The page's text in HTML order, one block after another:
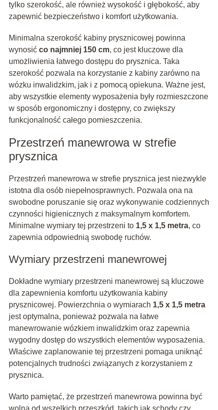
tylko szerokość, ale również wysokość i głębokość, aby
zapewnić bezpieczeństwo i komfort użytkowania.
Minimalna szerokość kabiny prysznicowej powinna
wynosić co najmniej 150 cm, co jest kluczowe dla
umożliwienia łatwego dostępu do prysznica. Taka
szerokość pozwala na korzystanie z kabiny zarówno na
wózku inwalidzkim, jak i z pomocą opiekuna. Ważne jest,
aby wszystkie elementy wyposażenia były rozmieszczone
w sposób ergonomiczny i dostępny, co zwiększy
funkcjonalność całego pomieszczenia.
Przestrzeń manewrowa w strefie
prysznica
Przestrzeń manewrowa w strefie prysznica jest niezwykle
istotna dla osób niepełnosprawnych. Pozwala ona na
swobodne poruszanie się oraz wykonywanie codziennych
czynności higienicznych z maksymalnym komfortem.
Minimalne wymiary tej przestrzeni to 1,5 x 1,5 metra, co
zapewnia odpowiednią swobodę ruchów.
Wymiary przestrzeni manewrowej
Dokładne wymiary przestrzeni manewrowej są kluczowe
dla zapewnienia komfortu użytkowania kabiny
prysznicowej. Powierzchnia o wymiarach 1,5 x 1,5 metra
jest optymalna, ponieważ pozwala na łatwe
manewrowanie wózkiem inwalidzkim oraz zapewnia
wygodny dostęp do wszystkich elementów wyposażenia.
Właściwe zaplanowanie tej przestrzeni pomaga uniknąć
potencjalnych trudności związanych z korzystaniem z
prysznica.
Warto pamiętać, że przestrzeń manewrowa powinna być